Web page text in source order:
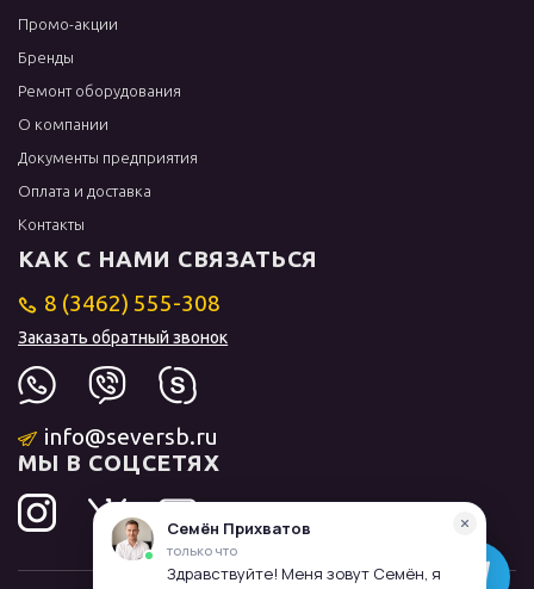
Промо-акции
Бренды
Ремонт оборудования
О компании
Документы предприятия
Оплата и доставка
Контакты
КАК С НАМИ СВЯЗАТЬСЯ
8 (3462) 555-308
Заказать обратный звонок
info@seversb.ru
МЫ В СОЦСЕТЯХ